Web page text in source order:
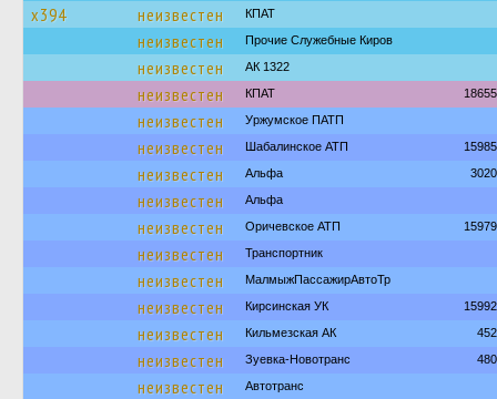
х394 неизвестен КПАТ
неизвестен Прочие Служебные Киров
неизвестен АК 1322
неизвестен КПАТ
неизвестен Уржумское ПАТП
неизвестен Шабалинское АТП
неизвестен Альфа
неизвестен Альфа
неизвестен Оричевское АТП
неизвестен Транспортник
неизвестен МалмыжПассажирАвтоТр
неизвестен Кирсинская УК
неизвестен Кильмезская АК
неизвестен Зуевка-Новотранс
неизвестен Автотранс